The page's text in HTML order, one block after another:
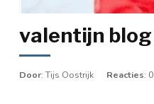
valentijn blog
Door: Tijs Oostrijk Reacties: 0